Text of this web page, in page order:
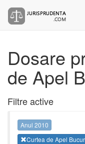
Dosare
de Apel
Filtre active
Anul 2010
Curtea de Apel